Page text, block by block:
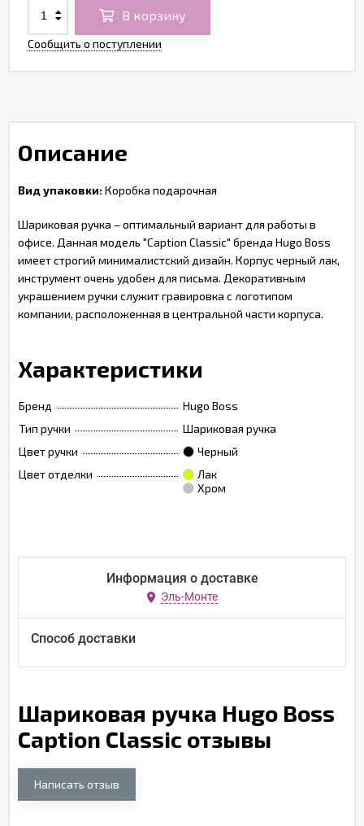
В корзину
Сообщить о поступлении
Описание
Вид упаковки:Коробка подарочная
Шариковая ручка – оптимальный вариант для работы в
офисе. Данная модель "Caption Classic" бренда Hugo Boss
имеет строгий минималистский дизайн. Корпус черный лак,
инструмент очень удобен для письма. Декоративным
украшением ручки служит гравировка с логотипом
компании, расположенная в центральной части корпуса.
Характеристики
Бренд
Hugo Boss
Тип ручки
Шариковая ручка
Цвет ручки
Черный
Цвет отделки
Лак
Хром
Информация о доставке
Эль-Монте
Способ доставки
Шариковая ручка Hugo Boss
Caption Classic отзывы
Написать отзыв